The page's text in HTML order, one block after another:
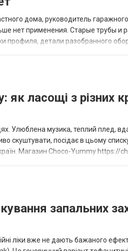
дома, руководитель
нет применения. Старые трубы и
профиля, детали разобранного
як ласощі з різних
Улюблена музика, теплий плед,
скуштувати, посідає в цьому
Магазин Choco-Yummy https://
запальних
ліки вже не дають бажаного